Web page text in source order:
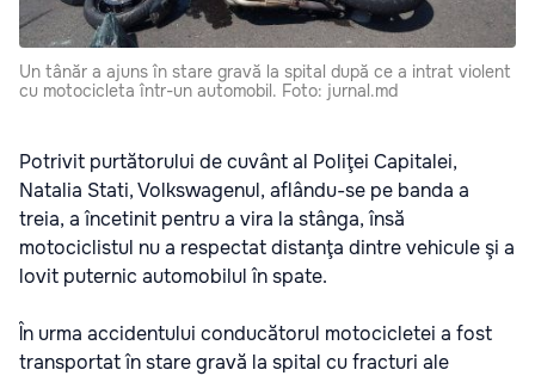
Un tânăr a ajuns în stare gravă la spital după ce a intrat violent
cu motocicleta într-un automobil. Foto: jurnal.md
Potrivit purtătorului de cuvânt al Poliţei Capitalei,
Natalia Stati, Volkswagenul, aflându-se pe banda a
treia, a încetinit pentru a vira la stânga, însă
motociclistul nu a respectat distanţa dintre vehicule şi a
lovit puternic automobilul în spate.
În urma accidentului conducătorul motocicletei a fost
transportat în stare gravă la spital cu fracturi ale